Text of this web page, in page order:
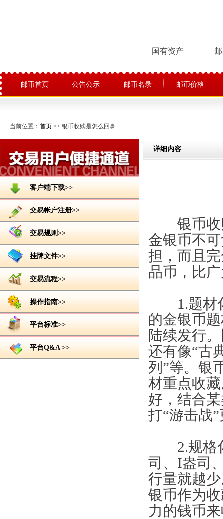
国有资产
邮币首页 公告公示 邮币名录 邮币价格
当前位置： 首页 >> 银币收购是怎么回事
客户端下载>>
交易帐户注册>>
交易规则>>
挂牌文件>>
交易流程>>
操作指南>>
平台标准>>
平台Q&A >>
详细内容
银币收购
金银币不
担，而且
品币，比
1.题材化
的金银币
陆续发行
还有像“古
列”等。银
材重点收
好，结合
打“游击战
2.规格化
司、I盎司
行量就越
银币作为
力的钱币